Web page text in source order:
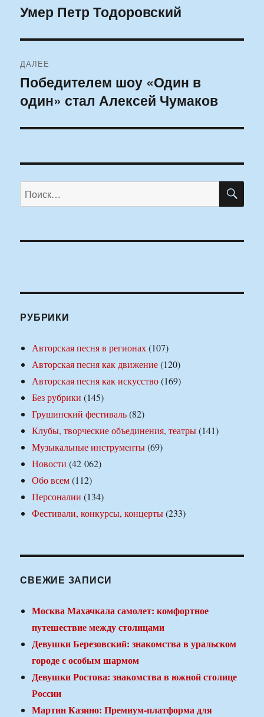
по
Предыдущая
Умер Петр Тодоровский
ДАЛЕЕ
Следующая
запись:
Победителем шоу «Один в
один» стал Алексей Чумаков
Искать:
РУБРИКИ
Авторская песня в регионах(107)
Авторская песня как движение(120)
Авторская песня как искусство(169)
Без рубрики (145)
Грушинский фестиваль(82)
Клубы, творческие объединения, театры(141)
Музыкальные инструменты(69)
Новости (42 062)
Обо всем(112)
Персоналии (134)
Фестивали, конкурсы, концерты(233)
СВЕЖИЕ ЗАПИСИ
Москва Махачкала самолет: комфортное
путешествие между столицами
Девушки Березовский: знакомства в уральском
городе с особым шармом
Девушки Ростова: знакомства в южной столице
России
Мартин Казино: Премиум-платформа для